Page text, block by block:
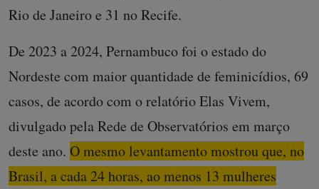
Rio de Janeiro e 31 no Recife.
De 2023 a 2024, Pernambuco foi o estado do
Nordeste com maior quantidade de feminicídios, 69
casos, de acordo com o relatório Elas Vivem,
divulgado pela Rede de Observatórios em março
deste ano. O mesmo levantamento mostrou que, no
Brasil, a cada 24 horas, ao menos 13 mulheres